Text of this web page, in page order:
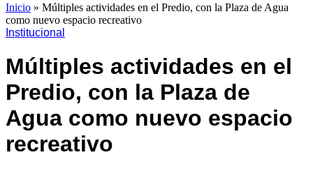
Inicio » Múltiples actividades en el Predio, con la Plaza de Agua
como nuevo espacio recreativo
Institucional
Múltiples actividades en el
Predio, con la Plaza de
Agua como nuevo espacio
recreativo